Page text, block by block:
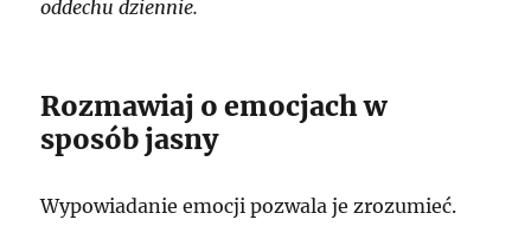
oddechu dziennie.
Rozmawiaj o emocjach w
sposób jasny
Wypowiadanie emocji pozwala je zrozumieć.